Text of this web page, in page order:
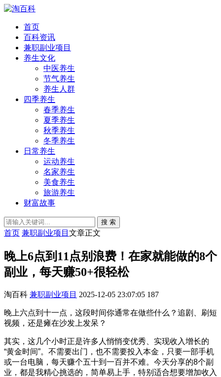
首页
百科资讯
兼职副业项目
养生文化
中医养生
节气养生
养生人群
四季养生
春季养生
夏季养生
秋季养生
冬季养生
日常养生
运动养生
名家养生
美食养生
旅游养生
财富故事
搜 索
首页 兼职副业项目 文章正文
晚上6点到11点别浪费！在家就能做的8个
副业，每天赚50+很轻松
淘百科 兼职副业项目 2025-12-05 23:07:05 187
晚上六点到十一点，这段时间你通常在做些什么？追剧、刷短
视频，还是瘫在沙发上发呆？
其实，这几个小时正是许多人悄悄变优秀、实现收入增长的
“黄金时间”。不需要出门，也不需要投入本金，只要一部手机
或一台电脑，每天赚个五十到一百并不难。今天分享的8个副
业，都是我精心挑选的，简单易上手，特别适合想要增加收入